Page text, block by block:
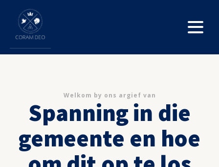
Welkom by ons argief van
Spanning in die
gemeente en hoe